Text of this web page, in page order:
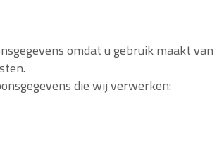
omdat u gebruik maakt van
die wij verwerken: